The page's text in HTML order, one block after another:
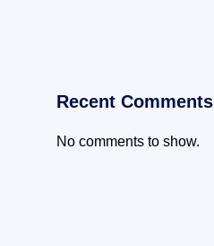
Recent Comments
No comments to show.